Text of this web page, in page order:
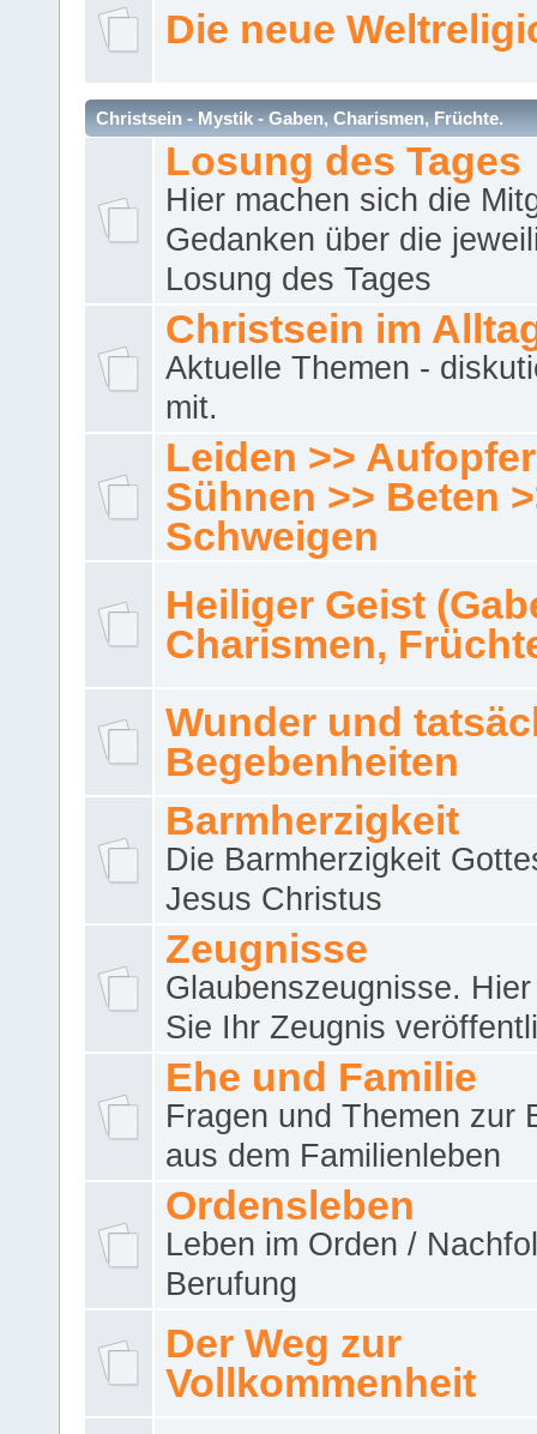
Die neue
Christsein - Mystik - Gaben, Charismen, Früchte.
Losung des Tages
Hier machen sich die
Gedanken über die
Losung des Tages
Christsein im
Aktuelle Themen -
mit.
Leiden >>
Sühnen >> Beten
Schweigen
Heiliger Geist
Charismen,
Wunder und
Begebenheiten
Barmherzigkeit
Die Barmherzigkeit
Jesus Christus
Zeugnisse
Glaubenszeugnisse.
Sie Ihr Zeugnis
Ehe und Familie
Fragen und Themen zur
aus dem Familienleben
Ordensleben
Leben im Orden /
Berufung
Der Weg zur
Vollkommenheit